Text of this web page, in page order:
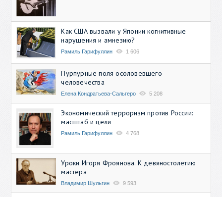
Как США вызвали у Японии когнитивные
нарушения и амнезию?
Рамиль Гарифуллин 1 606
Пурпурные поля осоловевшего
человечества
Елена Кондратьева-Сальгеро 5 208
Экономический терроризм против России:
масштаб и цели
Рамиль Гарифуллин 4 768
Уроки Игоря Фроянова. К девяностолетию
мастера
Владимир Шульгин 9 593